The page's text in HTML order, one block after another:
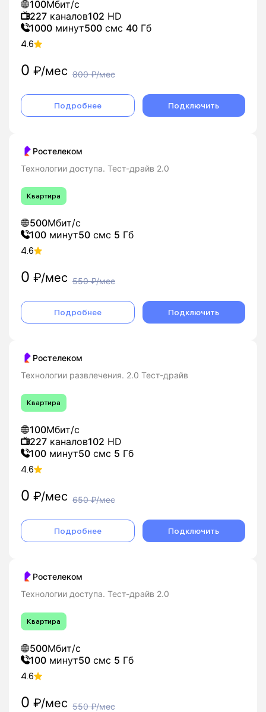
100Мбит/с
227 каналов102 HD
1000 минут500 смс 40 Гб
4.6
0 ₽/мес 800₽/мес
Подробнее Подключить
Ростелеком
Технологии доступа. Тест-драйв 2.0
Квартира
500Мбит/с
100 минут50 смс 5 Гб
4.6
0 ₽/мес 550₽/мес
Подробнее Подключить
Ростелеком
Технологии развлечения. 2.0 Тест-драйв
Квартира
100Мбит/с
227 каналов102 HD
100 минут50 смс 5 Гб
4.6
0 ₽/мес 650₽/мес
Подробнее Подключить
Ростелеком
Технологии доступа. Тест-драйв 2.0
Квартира
500Мбит/с
100 минут50 смс 5 Гб
4.6
0 ₽/мес 550₽/мес